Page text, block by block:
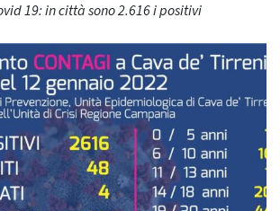
19: in città sono 2.616 i positivi